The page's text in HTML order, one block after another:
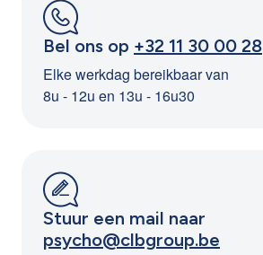
Bel ons op +32 11 30 00 28
Elke werkdag bereikbaar van
8u - 12u en 13u - 16u30
Stuur een mail naar
psycho@clbgroup.be